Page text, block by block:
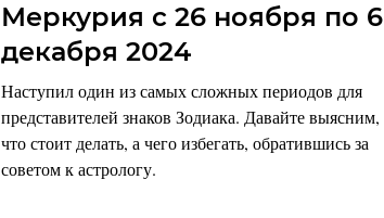
Меркурия с 26 ноября по 6
декабря 2024
Наступил один из самых сложных периодов для
представителей знаков Зодиака. Давайте выясним,
что стоит делать, а чего избегать, обратившись за
советом к астрологу.